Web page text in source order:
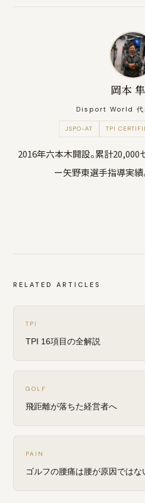
岡本
Disport World 代
JSPO-AT TPI
2016年六本木開設。累計20,000
ー矢野東選手指導実績
RELATED ARTICLES
TPI
TPI 16項目の全解説
GOLF
飛距離が落ちた経営者へ
PAIN
ゴルフの腰痛は腰が原因ではな